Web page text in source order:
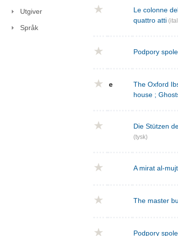
Utgiver
Språk
Le colonne
quattro atti
Podpory
e
The Oxford
house ;
Die Stützen
(tysk)
A mirat al-
The master
Podpory